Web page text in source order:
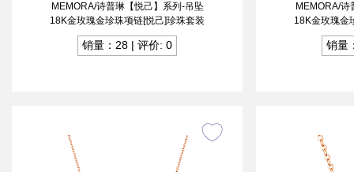
MEMORA/诗普琳【悦己】系列-吊坠
18K金玫瑰金珍珠项链[悦己]珍珠套装
销量：28 | 评价: 0
MEMORA/诗
18K金玫瑰金
销量